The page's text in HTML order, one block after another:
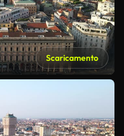
Scaricamento